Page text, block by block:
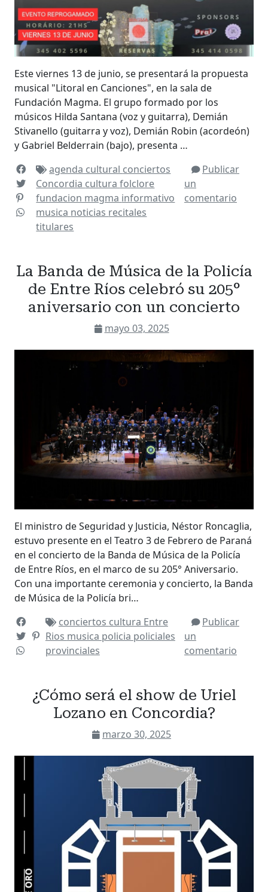
Este viernes 13 de junio, se presentará la propuesta
musical "Litoral en Canciones", en la sala de
Fundación Magma. El grupo formado por los
músicos Hilda Santana (voz y guitarra), Demián
Stivanello (guitarra y voz), Demián Robin (acordeón)
y Gabriel Belderrain (bajo), presenta …
agenda cultural conciertos
Concordia culturafolclore
fundacion magma informativo
musica noticias recitales
titulares
Publicar
un
comentario
La Banda de Música de la Policía
de Entre Ríos celebró su 205°
aniversario con un concierto
mayo 03, 2025
El ministro de Seguridad y Justicia, Néstor Roncaglia,
estuvo presente en el Teatro 3 de Febrero de Paraná
en el concierto de la Banda de Música de la Policía
de Entre Ríos, en el marco de su 205° Aniversario.
Con una importante ceremonia y concierto, la Banda
de Música de la Policía bri…
conciertos cultura Entre
Rios musica policia policiales
provinciales
Publicar
un
comentario
¿Cómo será el show de Uriel
Lozano en Concordia?
marzo 30, 2025